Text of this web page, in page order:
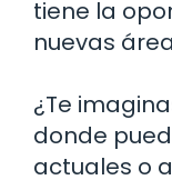
tiene la
nuevas
¿Te
donde
actuales o